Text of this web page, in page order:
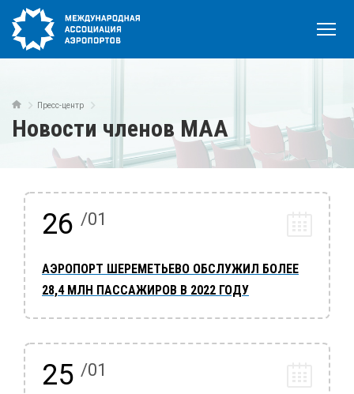
Пресс-центр
Новости членов МАА
26 /01
АЭРОПОРТ ШЕРЕМЕТЬЕВО ОБСЛУЖИЛ БОЛЕЕ
28,4 МЛН ПАССАЖИРОВ В 2022 ГОДУ
25 /01